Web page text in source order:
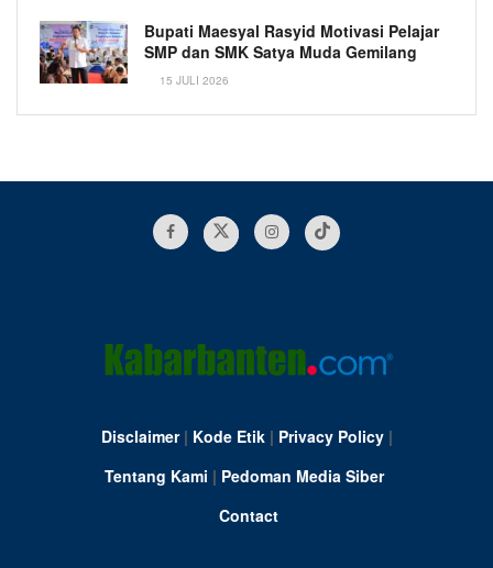
Bupati Maesyal Rasyid Motivasi Pelajar
SMP dan SMK Satya Muda Gemilang
15 JULI 2026
Disclaimer| Kode Etik| Privacy Policy|
Tentang Kami | Pedoman Media Siber
Contact